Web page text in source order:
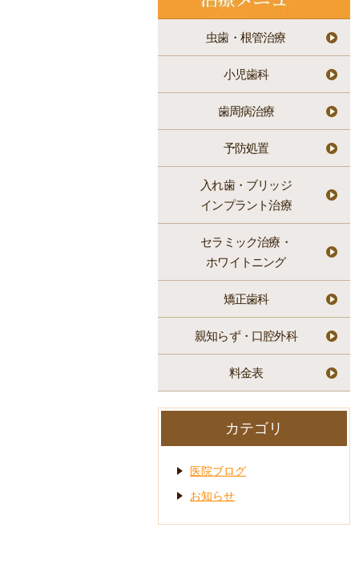
虫歯・根管治療
小児歯科
歯周病治療
予防処置
入れ歯・ブリッジ
インプラント治療
セラミック治療・
ホワイトニング
矯正歯科
親知らず・口腔外科
料金表
カテゴリ
医院ブログ
お知らせ